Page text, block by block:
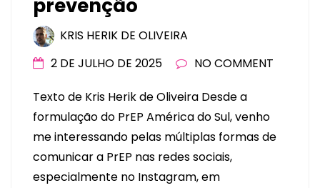
prevenção
KRIS HERIK DE OLIVEIRA
2 DE JULHO DE 2025
NO COMMENT
Texto de Kris Herik de Oliveira Desde a
formulação do PrEP América do Sul, venho
me interessando pelas múltiplas formas de
comunicar a PrEP nas redes sociais,
especialmente no Instagram, em